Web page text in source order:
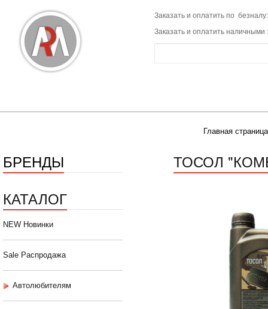
Заказать и оплатить по
Заказать и оплатить наличными
Главная страница
БРЕНДЫ
КАТАЛОГ
NEW Новинки
Sale Распродажа
Автолюбителям
ТОСОЛ